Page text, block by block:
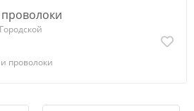
проволоки